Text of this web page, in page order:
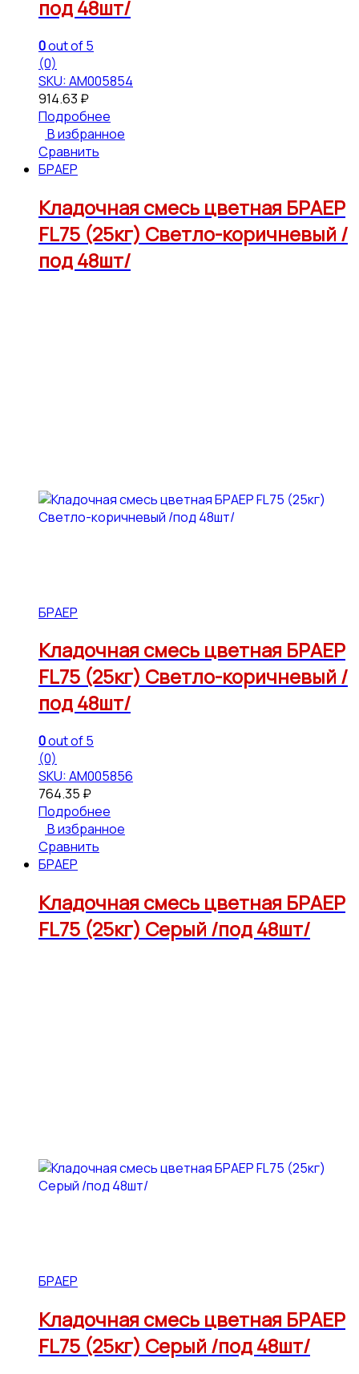
под 48шт/
0out of 5
(0)
SKU: АМ005854
914.63 ₽
Подробнее
В избранное
Сравнить
БРАЕР
Кладочная смесь цветная БРАЕР
FL75 (25кг) Светло-коричневый /
под 48шт/
БРАЕР
Кладочная смесь цветная БРАЕР
FL75 (25кг) Светло-коричневый /
под 48шт/
0out of 5
(0)
SKU: АМ005856
764.35 ₽
Подробнее
В избранное
Сравнить
БРАЕР
Кладочная смесь цветная БРАЕР
FL75 (25кг) Серый /под 48шт/
БРАЕР
Кладочная смесь цветная БРАЕР
FL75 (25кг) Серый /под 48шт/